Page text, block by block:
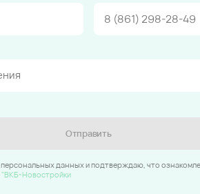
Отправить
персональных данных и подтверждаю, что
Новостройки